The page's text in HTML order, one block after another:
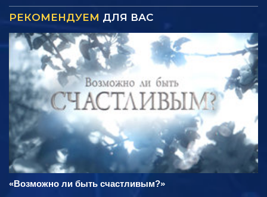
РЕКОМЕНДУЕМ ДЛЯ ВАС
«Возможно ли быть счастливым?»